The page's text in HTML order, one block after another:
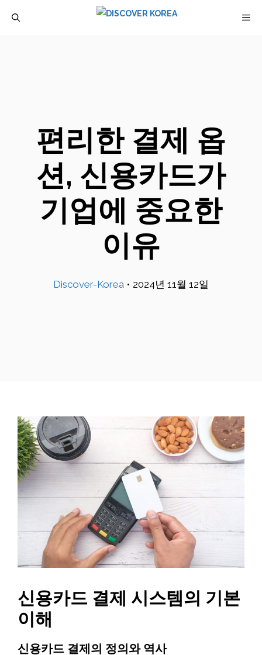
편리한 결제 옵
션, 신용카드가
기업에 중요한
이유
Discover-Korea • 2024년 11월 12일
신용카드 결제 시스템의 기본
이해
신용카드 결제의 정의와 역사